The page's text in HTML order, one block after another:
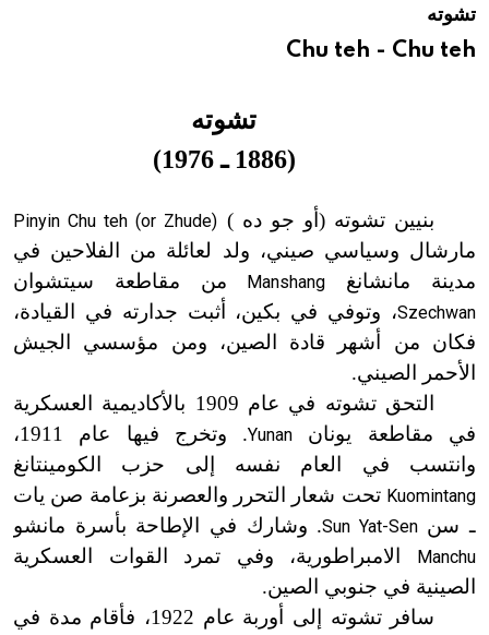
تشوته
Chu teh - Chu teh
تشوته
(1886 ـ 1976 )
بنيين تشوته (أو جو ده ) Pinyin Chu teh (or Zhude)
مارشال وسياسي صيني، ولد لعائلة من الفلاحين في
مدينة مانشانغ Manshang من مقاطعة سيتشوان
Szechwan، وتوفي في بكين، أثبت جدارته في القيادة،
فكان من أشهر قادة الصين، ومن مؤسسي الجيش
الأحمر الصيني.
التحق تشوته في عام 1909 بالأكاديمية العسكرية
في مقاطعة يونان Yunan
. وتخرج فيها عام 1911،
وانتسب في العام نفسه إلى حزب الكومينتانغ
Kuomintang تحت شعار التحرر والعصرنة بزعامة صن يات
ـ سنSun Yat-Sen. وشارك في الإطاحة بأسرة مانشو
Manchu
الامبراطورية، وفي تمرد القوات العسكرية
الصينية في جنوبي الصين.
سافر تشوته إلى أوربة عام 1922، فأقام مدة في